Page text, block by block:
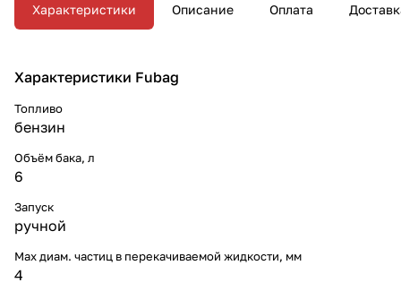
Характеристики Описание Оплата
Характеристики Fubag
Топливо
бензин
Объём бака, л
6
Запуск
ручной
Max диам. частиц в перекачиваемой жидкости, мм
4